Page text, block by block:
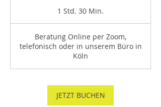
1 Std. 30 Min.
d
3
M
n
.
Beratung Online per Zoom,
telefonisch oder in unserem Büro in
Köln
JETZT BUCHEN